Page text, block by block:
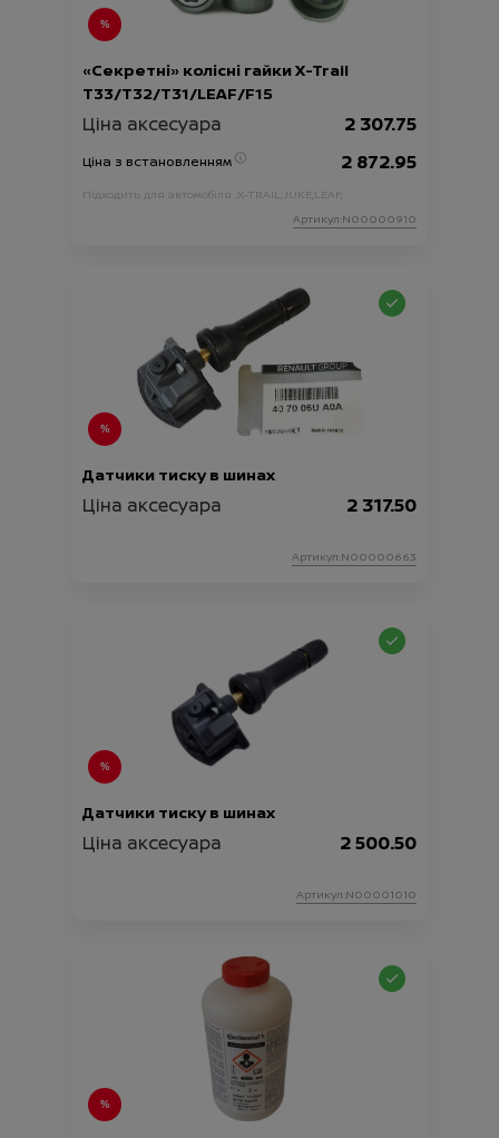
«Секретні» колісні гайки X-Trail
T33/T32/T31/LEAF/F15
Ціна аксесуара 2 307.75
Ціна з встановленням 2 872.95
Підходить для автомобіля : X-TRAIL; JUKE; LEAF;
Артикул:N00000910
Датчики тиску в шинах
Ціна аксесуара 2 317.50
Артикул:N00000663
Датчики тиску в шинах
Ціна аксесуара 2 500.50
Артикул:N00001010